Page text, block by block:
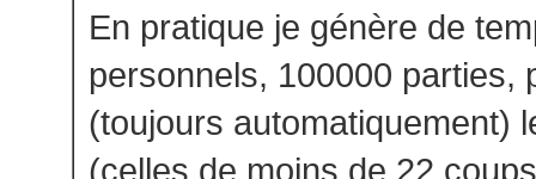
En pratique je génère de
personnels, 100000 parties,
(toujours automatiquement)
(celles de moins de 22